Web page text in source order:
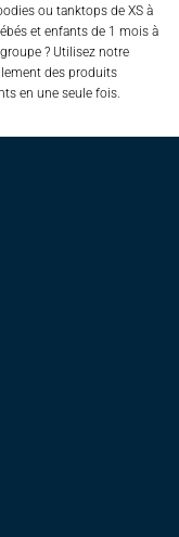
ou tanktops de XS à
et enfants de 1 mois à
? Utilisez notre
des produits
en une seule fois.